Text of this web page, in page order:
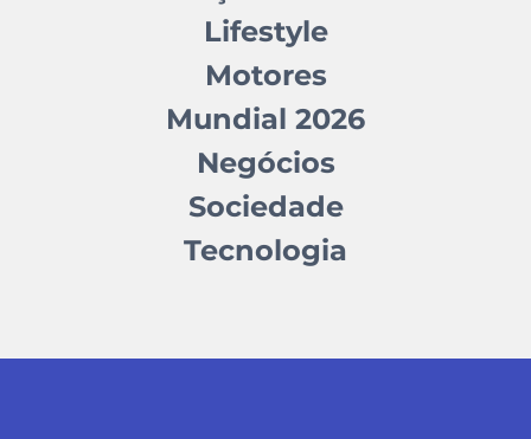
Lifestyle
Motores
Mundial 2026
Negócios
Sociedade
Tecnologia